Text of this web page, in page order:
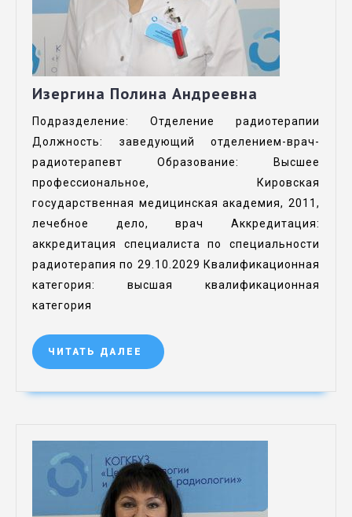
Изергина Полина Андреевна
Подразделение: Отделение радиотерапии
Должность: заведующий отделением-врач-
радиотерапевт Образование: Высшее
профессиональное, Кировская
государственная медицинская академия, 2011,
лечебное дело, врач Аккредитация:
аккредитация специалиста по специальности
радиотерапия по 29.10.2029 Квалификационная
категория: высшая квалификационная
категория
ЧИТАТЬ ДАЛЕЕ